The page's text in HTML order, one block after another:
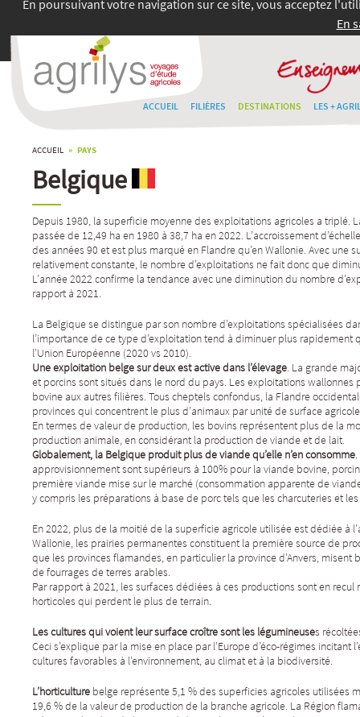
En poursuivant votre navigation sur ce site, vous acceptez
En
ACCUEIL FILIÈRES DESTINATIONS LES +
ACCUEIL » PAYS
Belgique
Depuis 1980, la superficie moyenne des exploitations agricoles a triplé.
passée de 12,49 ha en 1980 à 38,7 ha en 2022. L’accroissement
des années 90 et est plus marqué en Flandre qu’en Wallonie. Avec une
relativement constante, le nombre d’exploitations ne fait donc que
L’année 2022 confirme la tendance avec une diminution du nombre
rapport à 2021.
La Belgique se distingue par son nombre d’exploitations spécialisées
l’importance de ce type d’exploitation tend à diminuer plus rapidement
l’Union Européenne (2020 vs 2010).
Une exploitation belge sur deux est active dans l’élevage. La grande
et porcins sont situés dans le nord du pays. Les exploitations wallonnes
bovine aux autres filières. Tous cheptels confondus, la Flandre
provinces qui concentrent le plus d’animaux par unité de surface
En termes de valeur de production, les bovins représentent plus de la
production animale, en considérant la production de viande et de lait.
Globalement, la Belgique produit plus de viande qu’elle n’en consomme
approvisionnement sont supérieurs à 100% pour la viande bovine,
première viande mise sur le marché (consommation apparente de
y compris les préparations à base de porc tels que les charcuteries et
En 2022, plus de la moitié de la superficie agricole utilisée est dédiée à
Wallonie, les prairies permanentes constituent la première source de
que les provinces flamandes, en particulier la province d’Anvers, misent
de fourrages de terres arables.
Par rapport à 2021, les surfaces dédiées à ces productions sont en recul
horticoles qui perdent le plus de terrain.
Les cultures qui voient leur surface croître sont les légumineuses
Ceci s’explique par la mise en place par l’Europe d’éco-régimes incitant
cultures favorables à l’environnement, au climat et à la biodiversité.
L’horticulture belge représente 5,1 % des superficies agricoles utilisées
19,6 % de la valeur de production de la branche agricole. La Région